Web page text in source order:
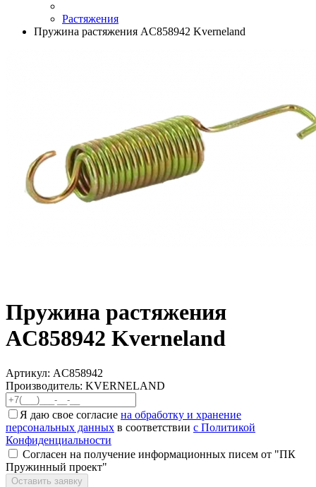
Растяжения
Пружина растяжения AC858942 Kverneland
Пружина растяжения
AC858942 Kverneland
Артикул: AC858942
Производитель: KVERNELAND
Я даю свое согласие на обработку и хранение
персональных данных в соответствии с Политикой
Конфиденциальности
Согласен на получение информационных писем от "ПК
Пружинный проект"
Оставить заявку